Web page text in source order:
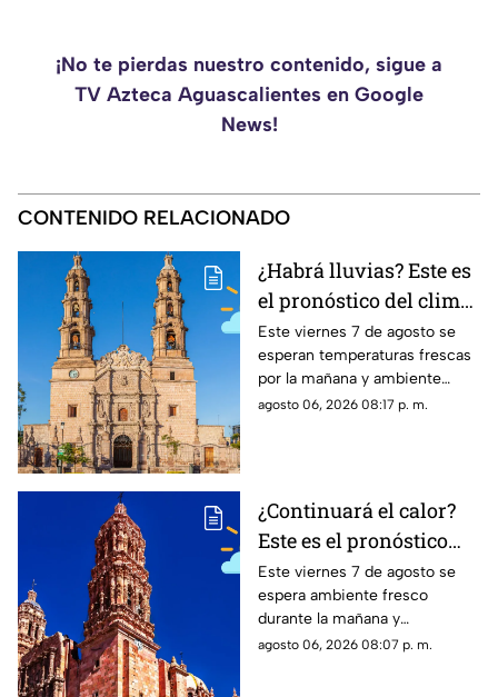
¡No te pierdas nuestro contenido, sigue a
TV Azteca Aguascalientes en Google
News!
CONTENIDO RELACIONADO
¿Habrá lluvias? Este es
el pronóstico del clima
en Aguascalientes HOY
viernes 7 de agosto
Este viernes 7 de agosto se
esperan temperaturas frescas
por la mañana y ambiente
templado a cálido por la tarde;
agosto 06, 2026 08:17 p. m.
¿Continuará el calor?
Este es el pronóstico
del clima en Zacatecas
HOY viernes 7 de
agosto
Este viernes 7 de agosto se
espera ambiente fresco
durante la mañana y
temperaturas cálidas por la
agosto 06, 2026 08:07 p. m.